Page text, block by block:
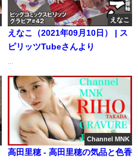
(#Mooove!)、佐野なぎさ、汐見
まとい（yosugala）、平井こと
水湊まり花 柚乃りか、水原ゆき
＞ (Aug 02, 2026) | 週プレ
Channel【集英社 週刊プレイボ
ーイ公式】さんより
えなこ
えなこ（2021年09月10日） | ス
ピリッツTubeさんより
Channel MNK
高田里穂 - 高田里穂の気品と色香